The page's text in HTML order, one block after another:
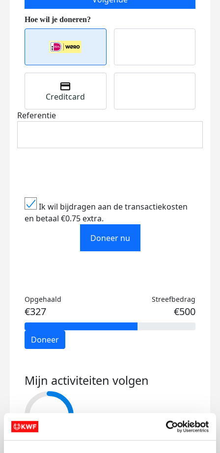
Creditcard
Referentie
Ik wil bijdragen aan de transactiekosten
en betaal €0.75 extra.
Doneer nu
Opgehaald
€327
Streefbedrag
€500
Doneer
Mijn activiteiten volgen